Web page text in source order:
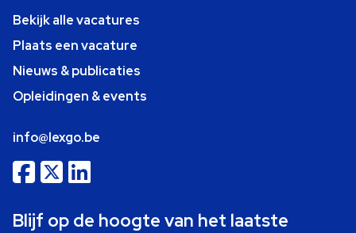
Bekijk alle vacatures
Plaats een vacature
Nieuws & publicaties
Opleidingen & events
info@lexgo.be
Blijf op de hoogte van het laatste